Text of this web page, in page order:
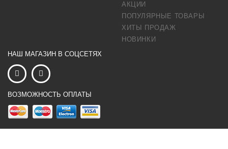
АКЦИИ
ПОПУЛЯРНЫЕ ТОВАРЫ
ХИТЫ ПРОДАЖ
НОВИНКИ
НАШ МАГАЗИН В СОЦСЕТЯХ
ВОЗМОЖНОСТЬ ОПЛАТЫ